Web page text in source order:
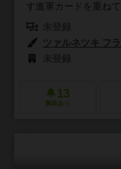
す進軍カードを重ね
ツァルネツキ フ
13
興味あり